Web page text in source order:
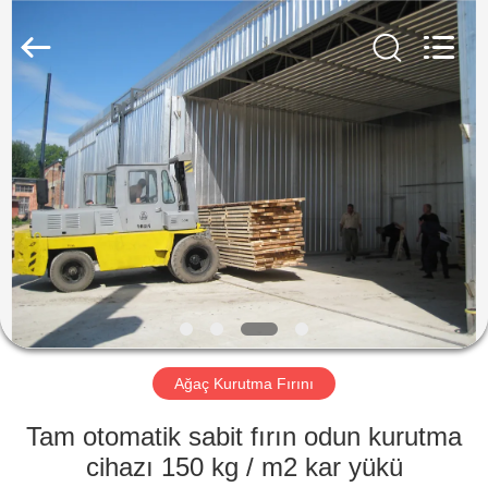
ANA
SAYFA
ÜRÜNLER
HAKKIMIZDA
FABRIKA
KALITE
Co.,
Ltd..
Reserved.
Ağaç Kurutma Fırını
Tam otomatik sabit fırın odun kurutma
cihazı 150 kg / m2 kar yükü